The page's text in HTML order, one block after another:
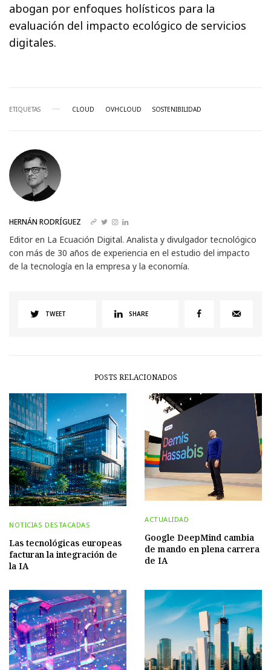
abogan por enfoques holísticos para la
evaluación del impacto ecológico de servicios
digitales.
ETIQUETAS CLOUD OVHCLOUD SOSTENIBILIDAD
HERNÁN RODRÍGUEZ
Editor en La Ecuación Digital. Analista y divulgador tecnológico
con más de 30 años de experiencia en el estudio del impacto
de la tecnología en la empresa y la economía.
TWEET SHARE
POSTS RELACIONADOS
NOTICIAS DESTACADAS
Las tecnológicas europeas
facturan la integración de
la IA
ACTUALIDAD
Google DeepMind cambia
de mando en plena carrera
de IA